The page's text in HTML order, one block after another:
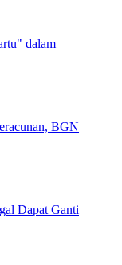
dalam
BGN
Dapat Ganti